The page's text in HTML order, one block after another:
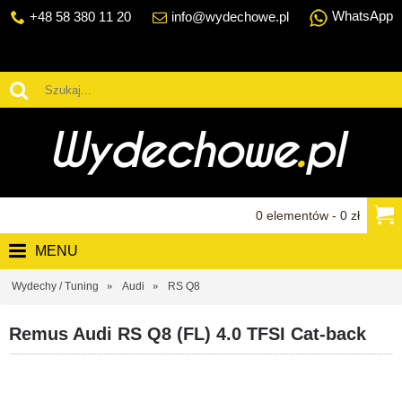
+48 58 380 11 20 info@wydechowe.pl WhatsApp
0 elementów - 0 zł
MENU
Wydechy / Tuning Audi RS Q8
Remus Audi RS Q8 (FL) 4.0 TFSI Cat-back